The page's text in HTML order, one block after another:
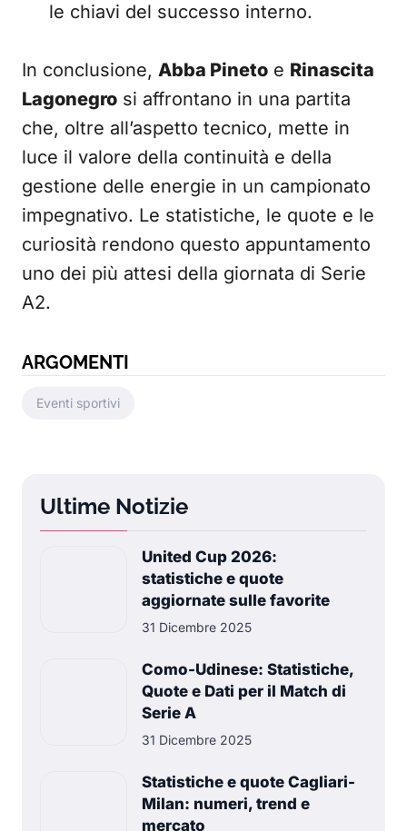
le chiavi del successo interno.
In conclusione, Abba Pineto e Rinascita
Lagonegro si affrontano in una partita
che, oltre all’aspetto tecnico, mette in
luce il valore della continuità e della
gestione delle energie in un campionato
impegnativo. Le statistiche, le quote e le
curiosità rendono questo appuntamento
uno dei più attesi della giornata di Serie
A2.
ARGOMENTI
Eventi sportivi
Ultime Notizie
United Cup 2026:
statistiche e quote
aggiornate sulle favorite
31 Dicembre 2025
Como-Udinese: Statistiche,
Quote e Dati per il Match di
Serie A
31 Dicembre 2025
Statistiche e quote Cagliari-
Milan: numeri, trend e
mercato